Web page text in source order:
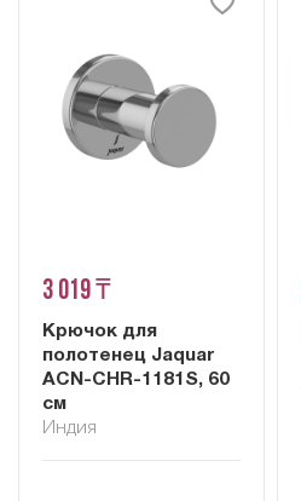
3 019 ₸
Крючок для
полотенец Jaquar
ACN-CHR-1181S, 60
см
Индия